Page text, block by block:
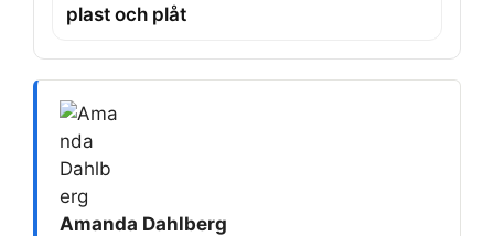
plast och plåt
Amanda Dahlberg